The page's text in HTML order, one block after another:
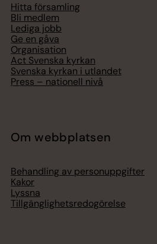
Hitta församling
Bli medlem
Lediga jobb
Ge en gåva
Organisation
Act Svenska kyrkan
Svenska kyrkan i utlandet
Press – nationell nivå
Om webbplatsen
Behandling av personuppgifter
Kakor
Lyssna
Tillgänglighetsredogörelse